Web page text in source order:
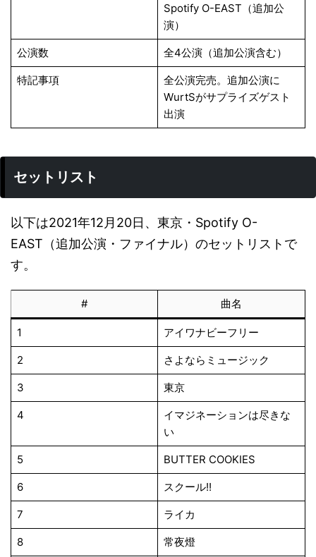
Spotify O-EAST（追加公
演）
公演数 全4公演（追加公演含む）
特記事項
全公演完売。追加公演に
WurtSがサプライズゲスト
出演
セットリスト
以下は2021年12月20日、東京・Spotify O-
EAST（追加公演・ファイナル）のセットリストで
す。
# 曲名
1 アイワナビーフリー
2 さよならミュージック
3 東京
4
イマジネーションは尽きな
い
5 BUTTER COOKIES
6 スクール!!
7 ライカ
8 常夜燈